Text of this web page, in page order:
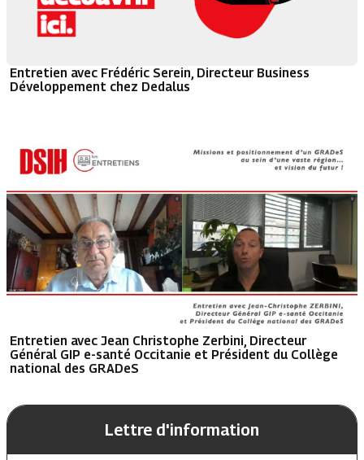
Entretien avec Frédéric Serein, Directeur Business
Développement chez Dedalus
Entretien avec Jean Christophe Zerbini, Directeur
Général GIP e-santé Occitanie et Président du Collège
national des GRADeS
Lettre d'information